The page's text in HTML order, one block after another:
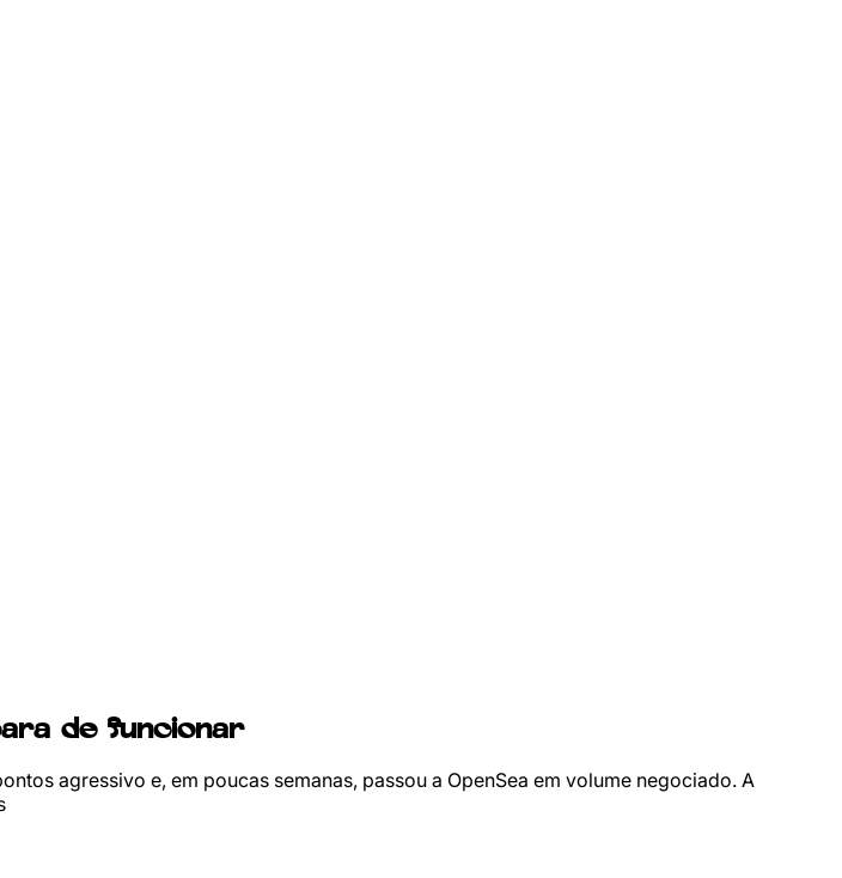
de funcionar
agressivo e, em poucas semanas, passou a OpenSea em volume negociado. A